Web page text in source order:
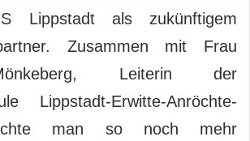
Lippstadt als zukünftigem
Zusammen mit Frau
Leiterin der
Lippstadt-Erwitte-Anröchte-
man so noch mehr